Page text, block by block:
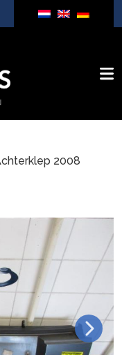
2008